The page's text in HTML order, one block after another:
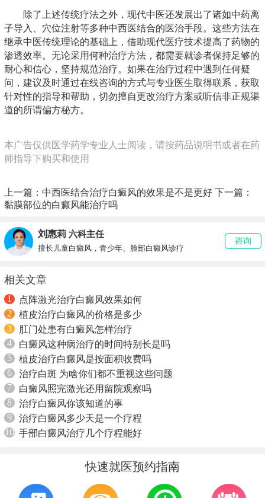
除了上述传统疗法之外，现代中医还发展出了诸如中药离
子导入、穴位注射等多种中西医结合的医治手段。这些方法在
继承中医传统理论的基础上，借助现代医疗技术提高了药物的
渗透效率。无论采用何种治疗方法，都需要就诊者保持足够的
耐心和信心，坚持规范治疗。如果在治疗过程中遇到任何疑
问，建议及时通过在线咨询的方式与专业医生取得联系，获取
针对性的指导和帮助，切勿擅自更改治疗方案或听信非正规渠
道的所谓偏方秘方。
本广告仅供医学药学专业人士阅读，请按药品说明书或者在药
师指导下购买和使用
上一篇： 中西医结合治疗白癜风的效果是不是更好 下一篇：
黏膜部位的白癜风能治疗吗
刘惠莉 六科主任
擅长儿童白癜风，青少年、脸部白癜风诊疗
咨询
相关文章
1
点阵激光治疗白癜风效果如何
2
植皮治疗白癜风的价格是多少
3
肛门处患有白癜风怎样治疗
4
白癜风这种病治疗的时间特别长是吗
5
植皮治疗白癜风是按面积收费吗
6
治疗白斑 为啥你们都不重视这些问题
7
白癜风照完激光还用留院观察吗
8
治疗白癜风你该知道的事
9
治疗白癜风多少天是一个疗程
10 手部白癜风治疗几个疗程能好
快速就医预约指南